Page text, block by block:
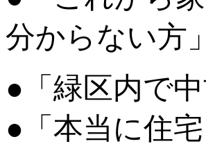
分からない方」
●「緑区内で
●「本当に住